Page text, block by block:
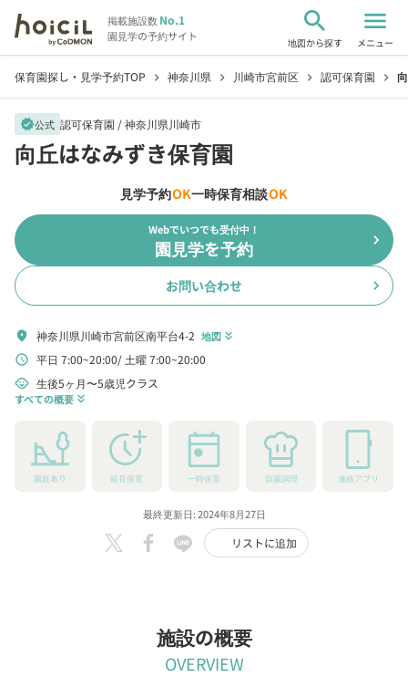
掲載施設数No.1
園見学の予約サイト
search
地図から探す
menu
メニュー
保育園探し・見学予約TOP chevron_right 神奈川県 chevron_right 川崎市宮前区 chevron_right 認可保育園 chevron_right
verified公式 認可保育園 /神奈川県川崎市
向丘はなみずき保育園
見学予約OK一時保育相談OK
Webでいつでも受付中！
園見学を予約 chevron_right
お問い合わせ chevron_right
location_on 神奈川県川崎市宮前区南平台4-2 地図 keyboard_double_arrow_down
schedule 平日 7:00~20:00 土曜 7:00~20:00
child_care 生後5ヶ月〜5歳児クラス
すべての概要 keyboard_double_arrow_down
園庭あり 延長保育 一時保育 自園調理 連絡アプリ
最終更新日: 2024年8月27日
リストに追加
施設の概要
OVERVIEW